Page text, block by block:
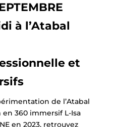
à l’Atabal
et
de l’Atabal
360 immersif L-Isa
en 2023, retrouvez